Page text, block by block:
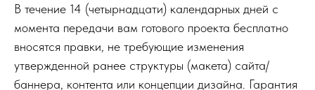
В течение 14 (четырнадцати) календарных дней с
момента передачи вам готового проекта бесплатно
вносятся правки, не требующие изменения
утвержденной ранее структуры (макета) сайта/
баннера, контента или концепции дизайна. Гарантия